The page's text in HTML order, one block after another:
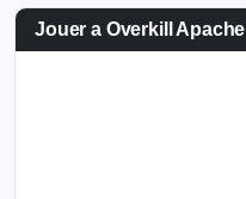
Jouer a Overkill Apache